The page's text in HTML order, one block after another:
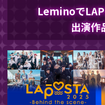
Leminoで
出演作